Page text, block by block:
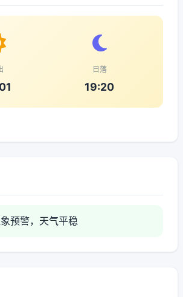
日落
19:20
预警，天气平稳